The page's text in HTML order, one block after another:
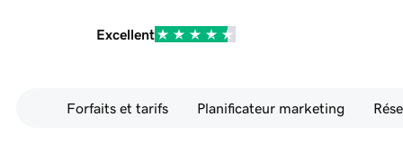
Excellent
Forfaits et tarifs Planificateur marketing